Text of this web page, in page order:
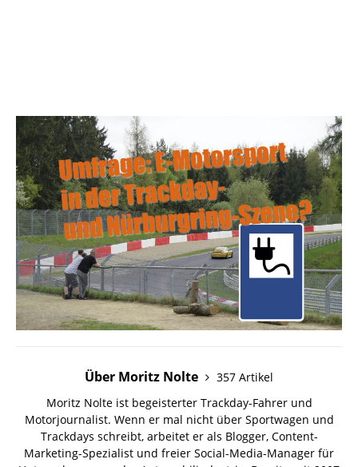
Über Moritz Nolte
357 Artikel
Moritz Nolte ist begeisterter Trackday-Fahrer und
Motorjournalist. Wenn er mal nicht über Sportwagen und
Trackdays schreibt, arbeitet er als Blogger, Content-
Marketing-Spezialist und freier Social-Media-Manager für